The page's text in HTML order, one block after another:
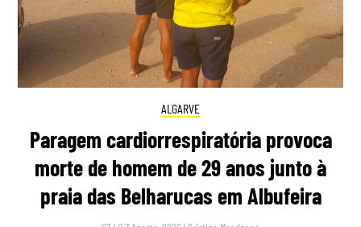
ALGARVE
Paragem cardiorrespiratória provoca
morte de homem de 29 anos junto à
praia das Belharucas em Albufeira